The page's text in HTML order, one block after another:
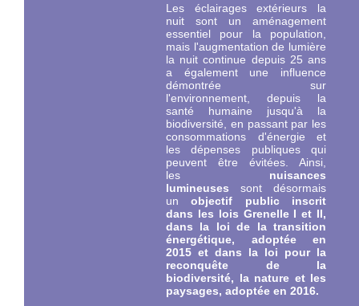
Les éclairages extérieurs la
nuit sont un aménagement
essentiel pour la population,
mais l'augmentation de lumière
la nuit continue depuis 25 ans
a également une influence
démontrée sur
l'environnement, depuis la
santé humaine jusqu'à la
biodiversité, en passant par les
consommations d'énergie et
les dépenses publiques qui
peuvent être évitées. Ainsi,
les nuisances
lumineuses sont désormais
unobjectif public inscrit
dans les lois Grenelle I et II,
dans la loi de la transition
énergétique, adoptée en
2015 et dans la loi pour la
reconquête de la
biodiversité, la nature et les
paysages, adoptée en 2016.